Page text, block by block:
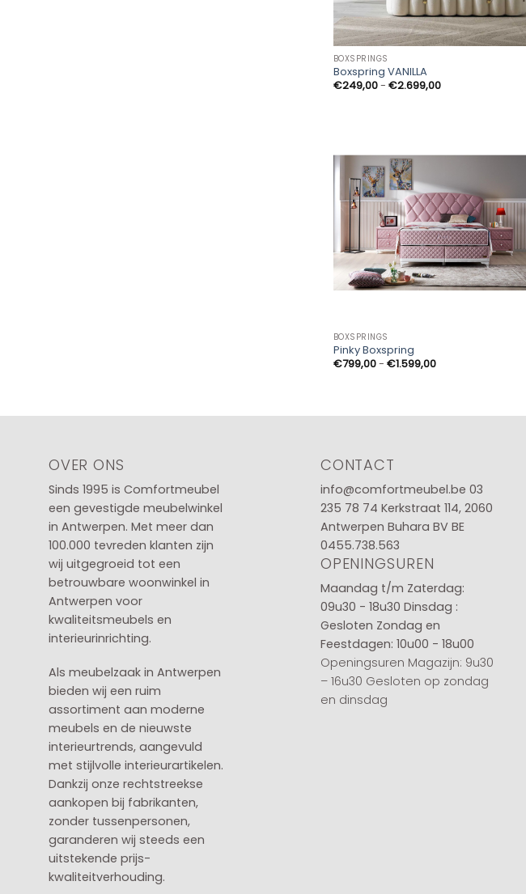
BOXSPRINGS
Boxspring VANILLA
€249,00- €2.699,00Prijsklasse:
BOXSPRINGS
Pinky Boxspring
€799,00- €1.599,00Prijsklasse:
OVER ONS
Sinds 1995 is Comfortmeubel
een gevestigde meubelwinkel
in Antwerpen. Met meer dan
100.000 tevreden klanten zijn
wij uitgegroeid tot een
betrouwbare woonwinkel in
Antwerpen voor
kwaliteitsmeubels en
interieurinrichting.
Als meubelzaak in Antwerpen
bieden wij een ruim
assortiment aan moderne
meubels en de nieuwste
interieurtrends, aangevuld
met stijlvolle interieurartikelen.
Dankzij onze rechtstreekse
aankopen bij fabrikanten,
zonder tussenpersonen,
garanderen wij steeds een
uitstekende prijs-
kwaliteitverhouding.
CONTACT
info@comfortmeubel.be 03
235 78 74 Kerkstraat 114, 2060
Antwerpen Buhara BV BE
0455.738.563
OPENINGSUREN
Maandag t/m Zaterdag:
09u30 - 18u30 Dinsdag :
Gesloten Zondag en
Feestdagen: 10u00 - 18u00
Openingsuren Magazijn: 9u30
– 16u30 Gesloten op zondag
en dinsdag